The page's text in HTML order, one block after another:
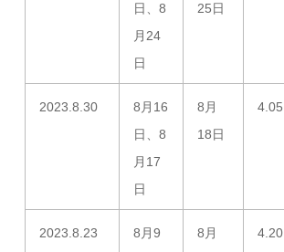
日、8
月24
日
25日
2023.8.30
8月16
日、8
月17
日
8月
18日
4.05
2023.8.23
8月9
8月
4.20